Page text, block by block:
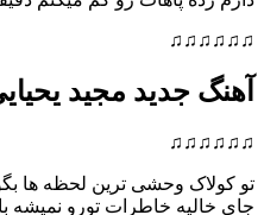
♫♫♫♫♫♫
آهنگ جدید مجید
♫♫♫♫♫♫
تو کولاک وحشی ترین لحظه ها
جای خالیه خاطرات تورو نمیشه